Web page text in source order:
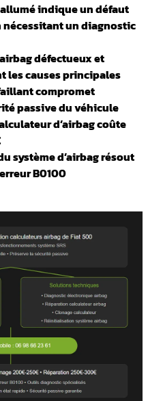
indique un défaut
un diagnostic
défectueux et
les causes principales
compromet
passive du véhicule
d’airbag coûte
système d’airbag résout
B0100